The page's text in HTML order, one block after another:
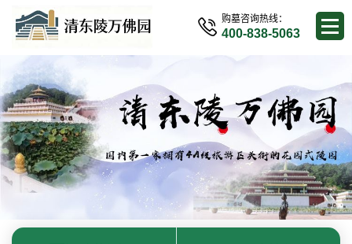
购墓咨询热线：
400-838-5063